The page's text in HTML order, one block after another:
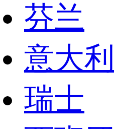
芬兰
意大利
瑞士